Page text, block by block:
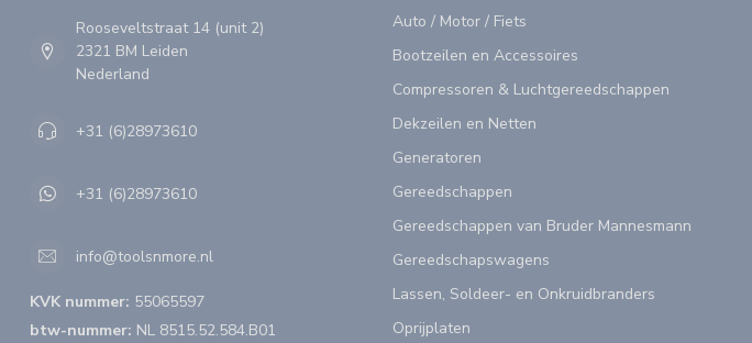
Rooseveltstraat 14 (unit 2)
2321 BM Leiden
Nederland
+31 (6)28973610
+31 (6)28973610
info@toolsnmore.nl
KVK nummer: 55065597
btw-nummer: NL 8515.52.584.B01
Auto / Motor / Fiets
Bootzeilen en Accessoires
Compressoren & Luchtgereedschappen
Dekzeilen en Netten
Generatoren
Gereedschappen
Gereedschappen van Bruder Mannesmann
Gereedschapswagens
Lassen, Soldeer- en Onkruidbranders
Oprijplaten